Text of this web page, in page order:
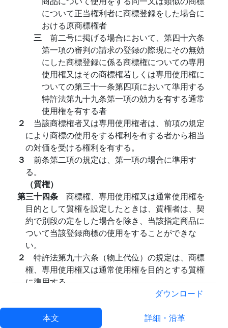
について正当権利者に商標登録をした場合に
おける原商標権者
三 前二号に掲げる場合において、第四十六条
第一項の審判の請求の登録の際現にその無効
にした商標登録に係る商標権についての専用
使用権又はその商標権若しくは専用使用権に
ついての第三十一条第四項において準用する
特許法第九十九条第一項の効力を有する通常
使用権を有する者
２ 当該商標権者又は専用使用権者は、前項の規定
により商標の使用をする権利を有する者から相当
の対価を受ける権利を有する。
３ 前条第二項の規定は、第一項の場合に準用す
る。
（質権）
第三十四条 商標権、専用使用権又は通常使用権を
目的として質権を設定したときは、質権者は、契
約で別段の定をした場合を除き、当該指定商品に
ついて当該登録商標の使用をすることができな
い。
２ 特許法第九十六条（物上代位）の規定は、商標
権、専用使用権又は通常使用権を目的とする質権
に準用する。
特許法第九十八条第一項第三号及び第二項（登
録の効果）の規定は、商標権又は専用使用権を目
的とする質権に準用する。
ダウンロード
本文 詳細・沿革